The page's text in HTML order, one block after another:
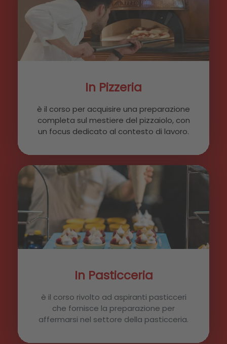
In Pizzeria
è il corso per acquisire una preparazione
completa sul mestiere del pizzaiolo, con
un focus dedicato al contesto di lavoro.
In Pasticceria
è il corso rivolto ad aspiranti pasticceri
che fornisce la preparazione per
affermarsi nel settore della pasticceria.